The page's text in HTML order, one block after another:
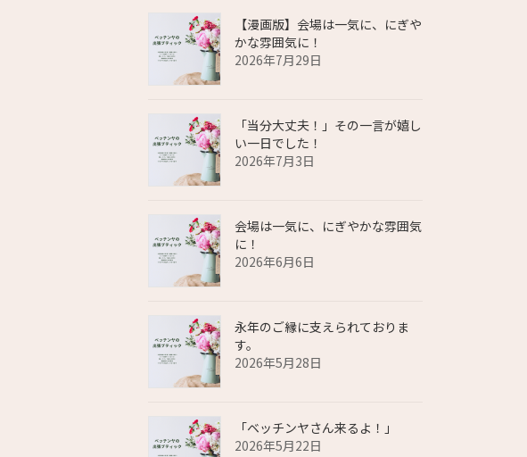
【漫画版】会場は一気に、にぎや
かな雰囲気に！
2026年7月29日
「当分大丈夫！」その一言が嬉し
い一日でした！
2026年7月3日
会場は一気に、にぎやかな雰囲気
に！
2026年6月6日
永年のご縁に支えられておりま
す。
2026年5月28日
「ベッチンヤさん来るよ！」
2026年5月22日